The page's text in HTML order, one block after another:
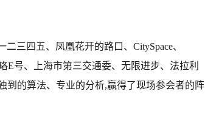
三四五、凤凰花开的路口、CitySpace、
E号、上海市第三交通委、无限进步、法拉利
到的算法、专业的分析,赢得了现场参会者的阵